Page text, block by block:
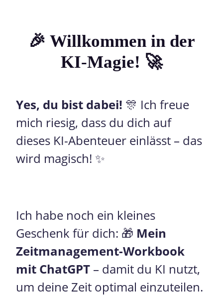
🎉 Willkommen in der
KI-Magie! 🚀
Yes, du bist dabei! 🎊 Ich freue
mich riesig, dass du dich auf
dieses KI-Abenteuer einlässt – das
wird magisch! ✨
Ich habe noch ein kleines
Geschenk für dich: 🎁 Mein
Zeitmanagement-Workbook
mit ChatGPT – damit du KI nutzt,
um deine Zeit optimal einzuteilen.